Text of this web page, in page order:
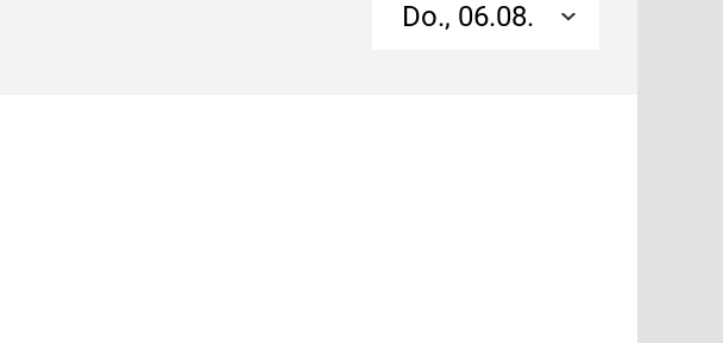
Do., 06.08.